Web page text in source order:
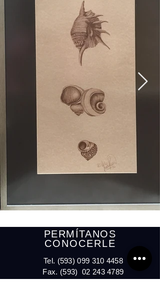
PERMÍTANOS
CONOCERLE
Tel. (593) 099 310 4458
Fax. (593)02 243 4789